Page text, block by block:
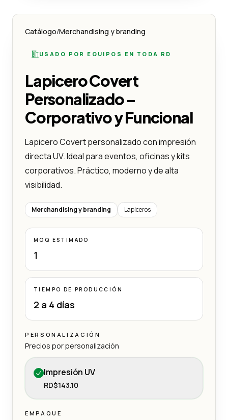
Catálogo/Merchandising y branding
USADO POR EQUIPOS EN TODA RD
Lapicero Covert
Personalizado –
Corporativo y Funcional
Lapicero Covert personalizado con impresión
directa UV. Ideal para eventos, oficinas y kits
corporativos. Práctico, moderno y de alta
visibilidad.
Merchandising y branding Lapiceros
MOQ ESTIMADO
1
TIEMPO DE PRODUCCIÓN
2 a 4 días
PERSONALIZACIÓN
Precios por personalización
Impresión UV
RD$143.10
EMPAQUE